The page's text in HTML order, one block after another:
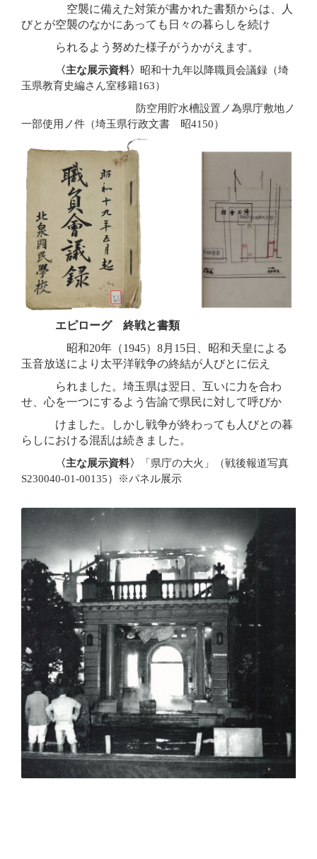
空襲に備えた対策が書かれた書類からは、人
びとが空襲のなかにあっても日々の暮らしを続け
られる よう努めた様子がうかがえます。
〈主な展示資料〉 昭和十九年以降職員会議録（埼
玉県教育史編さん室移籍163）
防空用貯水槽設置ノ為県庁敷地ノ
一部使用ノ件（埼玉県行政文書 昭4150）
エピローグ 終戦と書類
昭和20年（1945）8月15日、昭和天皇による
玉音放送により太平洋戦争の終結が人びとに伝え
られました。埼玉県は翌日、互いに力を合わ
せ、心を一つにするよう告諭で県民に対して呼びか
け ま した。しかし戦争が終わっても人びとの暮
らしにおける混乱は続きました。
〈主な展示資料〉
「県庁の大火」（戦後報道写真
S230040-01-00135）※パネル展示